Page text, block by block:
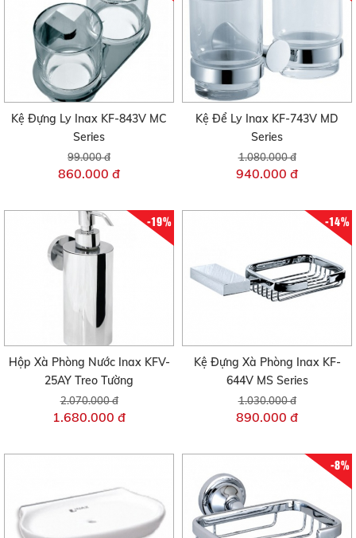
Kệ Đựng Ly Inax KF-843V MC
Series
99.000 đ
860.000 đ
Kệ Để Ly Inax KF-743V MD
Series
1.080.000 đ
940.000 đ
-19%
Hộp Xà Phòng Nước Inax KFV-
25AY Treo Tường
2.070.000 đ
1.680.000 đ
-14%
Kệ Đựng Xà Phòng Inax KF-
644V MS Series
1.030.000 đ
890.000 đ
-8%